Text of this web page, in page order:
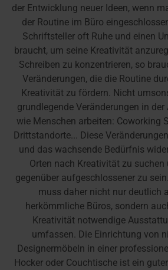
der Entwicklung neuer Ideen, wenn
der Routine im Büro
Schriftsteller oft Ruhe und einen
braucht, um seine Kreativität
Schreiben zu konzentrieren, so
Veränderungen, die die Routine
Kreativität zu fördern. Nicht
grundlegende Veränderungen in der
wie Menschen arbeiten: Coworking
Drittstandorte... Diese
und das wachsende Bedürfnis
Orten nach Kreativität zu suchen
gegenüber aufgeschlossener zu
muss daher nicht nur deutlich
herkömmliche Büros, sondern
Kreativität notwendige
umfassen. Die Einrichtung von
Designermöbeln in einer
Hocker oder Couchtische ist ein